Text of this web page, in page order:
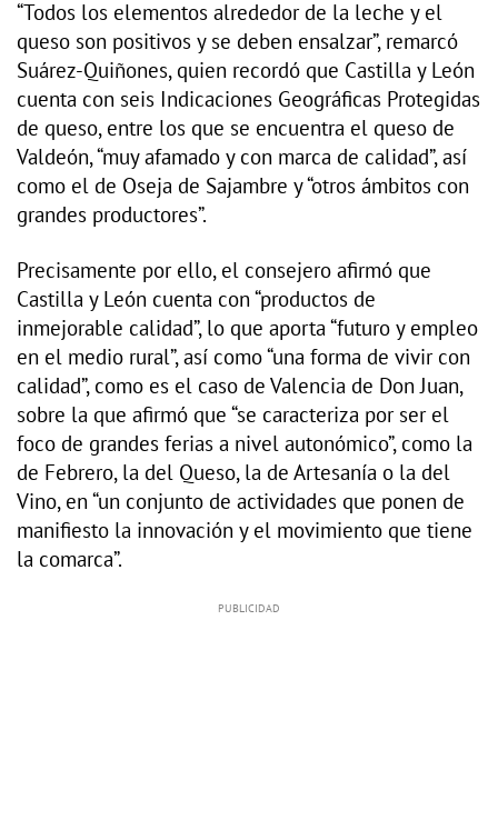
“Todos los elementos alrededor de la leche y el
queso son positivos y se deben ensalzar”, remarcó
Suárez-Quiñones, quien recordó que Castilla y León
cuenta con seis Indicaciones Geográficas Protegidas
de queso, entre los que se encuentra el queso de
Valdeón, “muy afamado y con marca de calidad”, así
como el de Oseja de Sajambre y “otros ámbitos con
grandes productores”.
Precisamente por ello, el consejero afirmó que
Castilla y León cuenta con “productos de
inmejorable calidad”, lo que aporta “futuro y empleo
en el medio rural”, así como “una forma de vivir con
calidad”, como es el caso de Valencia de Don Juan,
sobre la que afirmó que “se caracteriza por ser el
foco de grandes ferias a nivel autonómico”, como la
de Febrero, la del Queso, la de Artesanía o la del
Vino, en “un conjunto de actividades que ponen de
manifiesto la innovación y el movimiento que tiene
la comarca”.